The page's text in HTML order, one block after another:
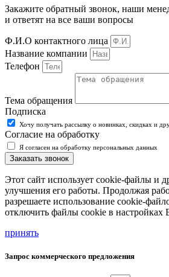
Закажите обратный звонок, наши
и ответят на все ваши вопросы
Ф.И.О контактного лица
Название компании
Телефон
Тема обращения
Подписка
Хочу получать рассылку о новинках, скидках и
Согласие на обработку
Я согласен на обработку персональных данных
Заказать звонок
Этот сайт использует cookie-файлы и
улучшения его работы. Продолжая
разрешаете использование cookie-
отключить файлы cookie в настройках
принять
Запрос коммерческого предложения